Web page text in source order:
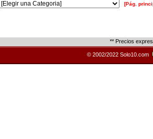
[Pág.
** Precios
© 2002/2022 Solo10.com